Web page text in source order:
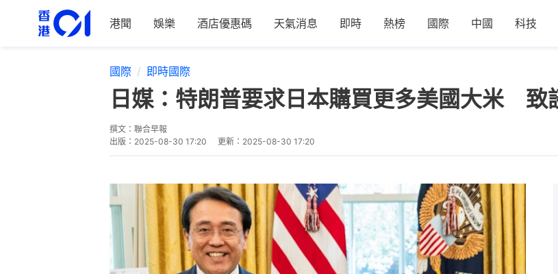
港聞 娛樂 酒店優惠碼 天氣消息 即時 熱榜 國際 中國 科技
國際 即時國際
日媒：特朗普要求日本購買更多美國大米 致
撰文： 聯合早報
出版： 2025-08-30 17:20 更新： 2025-08-30 17:20